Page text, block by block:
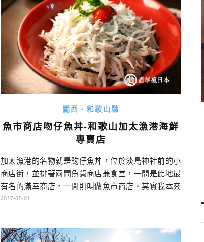
關西・和歌山縣
魚市商店吻仔魚丼-和歌山加太漁港海鮮
專賣店
加太漁港的名物就是魩仔魚丼，位於淡島神社前的小
商店街，並排著兩間魚貨商店兼食堂，一間是此地最
有名的滿幸商店，一間則叫做魚市商店。其實我本來
是滿心期待滿幸商店的，但不巧他剛好就沒開，明明
炭烤海鮮、或是煮貝類，我們就隨意點了一桌菜，來
2017-05-01